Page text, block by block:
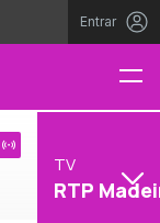
Entrar
TV
RTP